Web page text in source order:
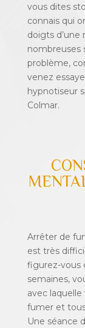
vous dites
connais qui
doigts d’une
nombreuses
problème,
venez
hypnotiseur
Colmar.
Arrêter de
est très
figurez-vous
semaines,
avec
fumer et
Une séance